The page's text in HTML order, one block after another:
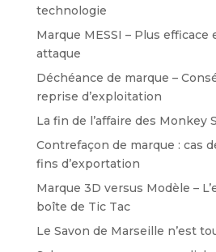
technologie
Marque MESSI – Plus efficace
attaque
Déchéance de marque –
reprise d’exploitation
La fin de l’affaire des Monkey
Contrefaçon de marque : cas
fins d’exportation
Marque 3D versus Modèle –
boîte de Tic Tac
Le Savon de Marseille n’est